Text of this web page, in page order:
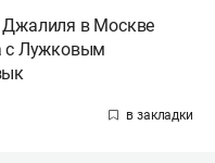
в Москве
с Лужковым